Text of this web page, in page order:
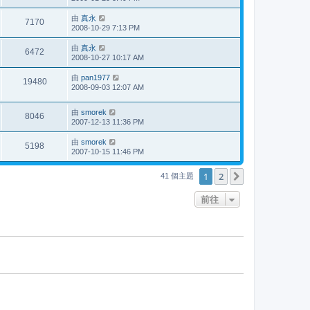
7170 由 真永
2008-10-29 7:13 PM
6472 由 真永
2008-10-27 10:17 AM
19480 由 pan1977
2008-09-03 12:07 AM
8046 由 smorek
2007-12-13 11:36 PM
5198 由 smorek
2007-10-15 11:46 PM
41 個主題 1 2
前往